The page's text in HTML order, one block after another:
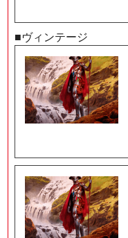
■ヴィンテージ